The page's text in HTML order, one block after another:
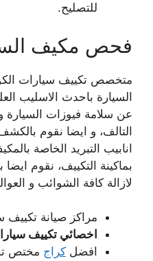
للتصليح.
فحص مكيف
متخصص تكييف سيارات
السيارة باحدث الاسليب
عن سلامة فيوزات السيارة و
التالف، و ايضا نقوم
انابيب التبريد الخاصة
بماكينة التكييف، نقوم
لازالة كافة الشوائب و
مراكز صيانة تكييف
اخصائي تكييف
افضل كراج مختص